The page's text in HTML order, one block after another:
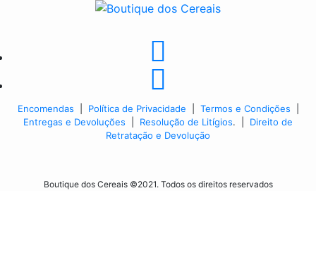
Encomendas Política de Privacidade Termos e Condições
Entregas e Devoluções
Resolução de Litígios. | Direito de
Retratação e Devolução
Boutique dos Cereais ©2021. Todos os direitos reservados